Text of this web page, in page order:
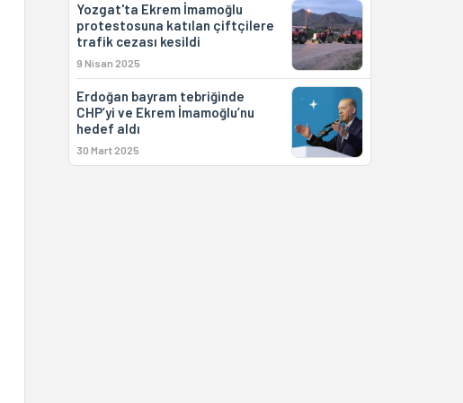
Yozgat'ta Ekrem İmamoğlu
protestosuna katılan çiftçilere
trafik cezası kesildi
9 Nisan 2025
Erdoğan bayram tebriğinde
CHP’yi ve Ekrem İmamoğlu’nu
hedef aldı
30 Mart 2025